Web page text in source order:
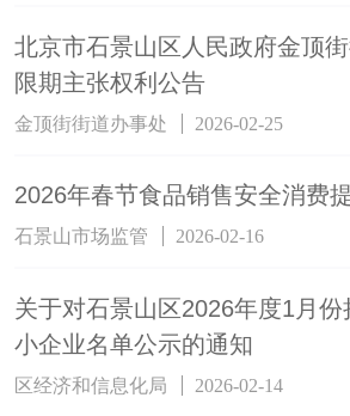
北京市石景山区人民政府金顶
限期主张权利公告
金顶街街道办事处 2026-02-25
2026年春节食品销售安全消费
石景山市场监管 2026-02-16
关于对石景山区2026年度1月
小企业名单公示的通知
区经济和信息化局 2026-02-14